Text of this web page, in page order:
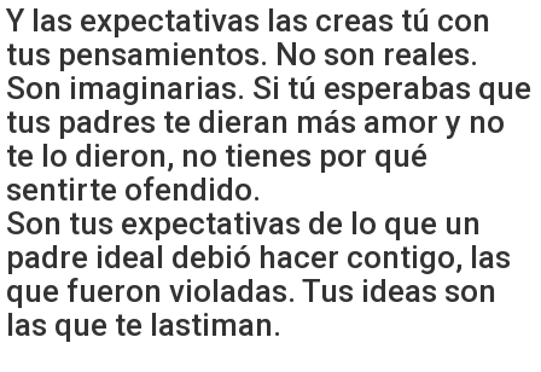
Y las expectativas las creas tú con
tus pensamientos. No son reales.
Son imaginarias. Si tú esperabas que
tus padres te dieran más amor y no
te lo dieron, no tienes por qué
sentirte ofendido.
Son tus expectativas de lo que un
padre ideal debió hacer contigo, las
que fueron violadas. Tus ideas son
las que te lastiman.